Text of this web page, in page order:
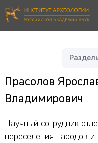
Прасолов
Владимирович
Научный сотрудник
переселения народов и